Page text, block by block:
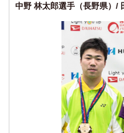
中野 林太郎選手（長野県）/